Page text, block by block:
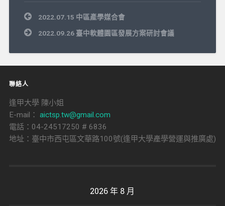
文
章
導
覽
2022.07.15 中區產學媒合會
2022.09.26 臺中軟體園區發展方案研討會議
聯絡人
逢甲大學 陳小姐
E-mail： aictsp.tw@gmail.com
電話：04-24517250 # 6836
地址：臺中市西屯區文華路100號(逢甲大學產學營運與推廣處)
2026 年 8 月